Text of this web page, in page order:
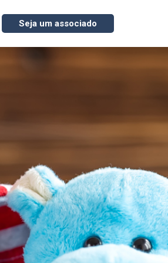
Seja um associado